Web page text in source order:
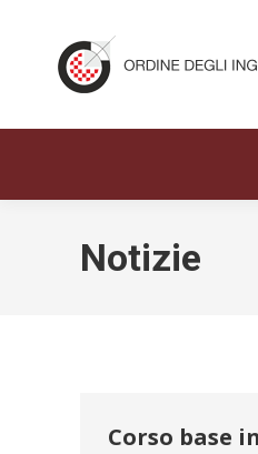
Notizie
Corso base